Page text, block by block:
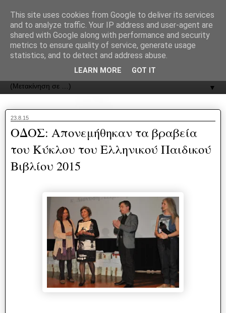
ΟΔΟΣ
▼
23.8.15
ΟΔΟΣ: Απονεμήθηκαν τα βραβεία
του Κύκλου του Ελληνικού Παιδικού
Βιβλίου 2015
This site uses cookies from Google to deliver its services
and to analyze traffic. Your IP address and user-agent are
shared with Google along with performance and security
metrics to ensure quality of service, generate usage
statistics, and to detect and address abuse.
LEARN MORE GOT IT